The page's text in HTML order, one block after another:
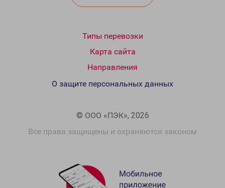
Типы перевозки
Карта сайта
Направления
© ООО «ПЭК», 2026
Все права защищены и охраняются законом
О защите персональных данных